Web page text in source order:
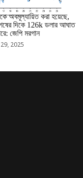
অবমূল্যায়িত করা হয়েছে,
দিকে 126k ডলার আঘাত
জেপি মরগান
2025